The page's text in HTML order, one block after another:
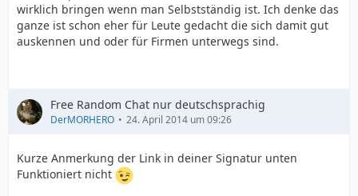
wirklich bringen wenn man Selbstständig ist. Ich denke das
ganze ist schon eher für Leute gedacht die sich damit gut
auskennen und oder für Firmen unterwegs sind.
Free Random Chat nur deutschsprachig
DerMORHERO 24. April 2014 um 09:26
Kurze Anmerkung der Link in deiner Signatur unten
Funktioniert nicht